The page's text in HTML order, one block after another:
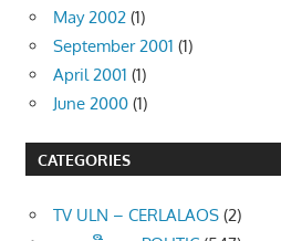
May 2002 (1)
September 2001 (1)
April 2001 (1)
June 2000 (1)
CATEGORIES
TV ULN – CERLALAOS (2)